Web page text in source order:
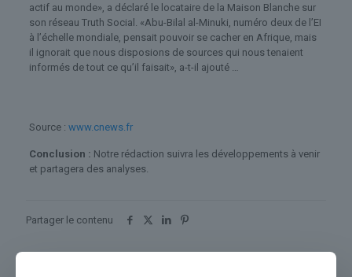
actif au monde», a déclaré le locataire de la Maison Blanche sur
son réseau Truth Social. «Abu-Bilal al-Minuki, numéro deux de l’EI
à l’échelle mondiale, pensait pouvoir se cacher en Afrique, mais
il ignorait que nous disposions de sources qui nous tenaient
informés de tout ce qu’il faisait», a-t-il ajouté …
Source : www.cnews.fr
Conclusion : Notre rédaction suivra les développements à venir
et partagera des analyses.
Partager le contenu